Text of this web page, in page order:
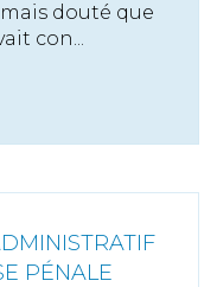
douté que
con...
PÉNALE